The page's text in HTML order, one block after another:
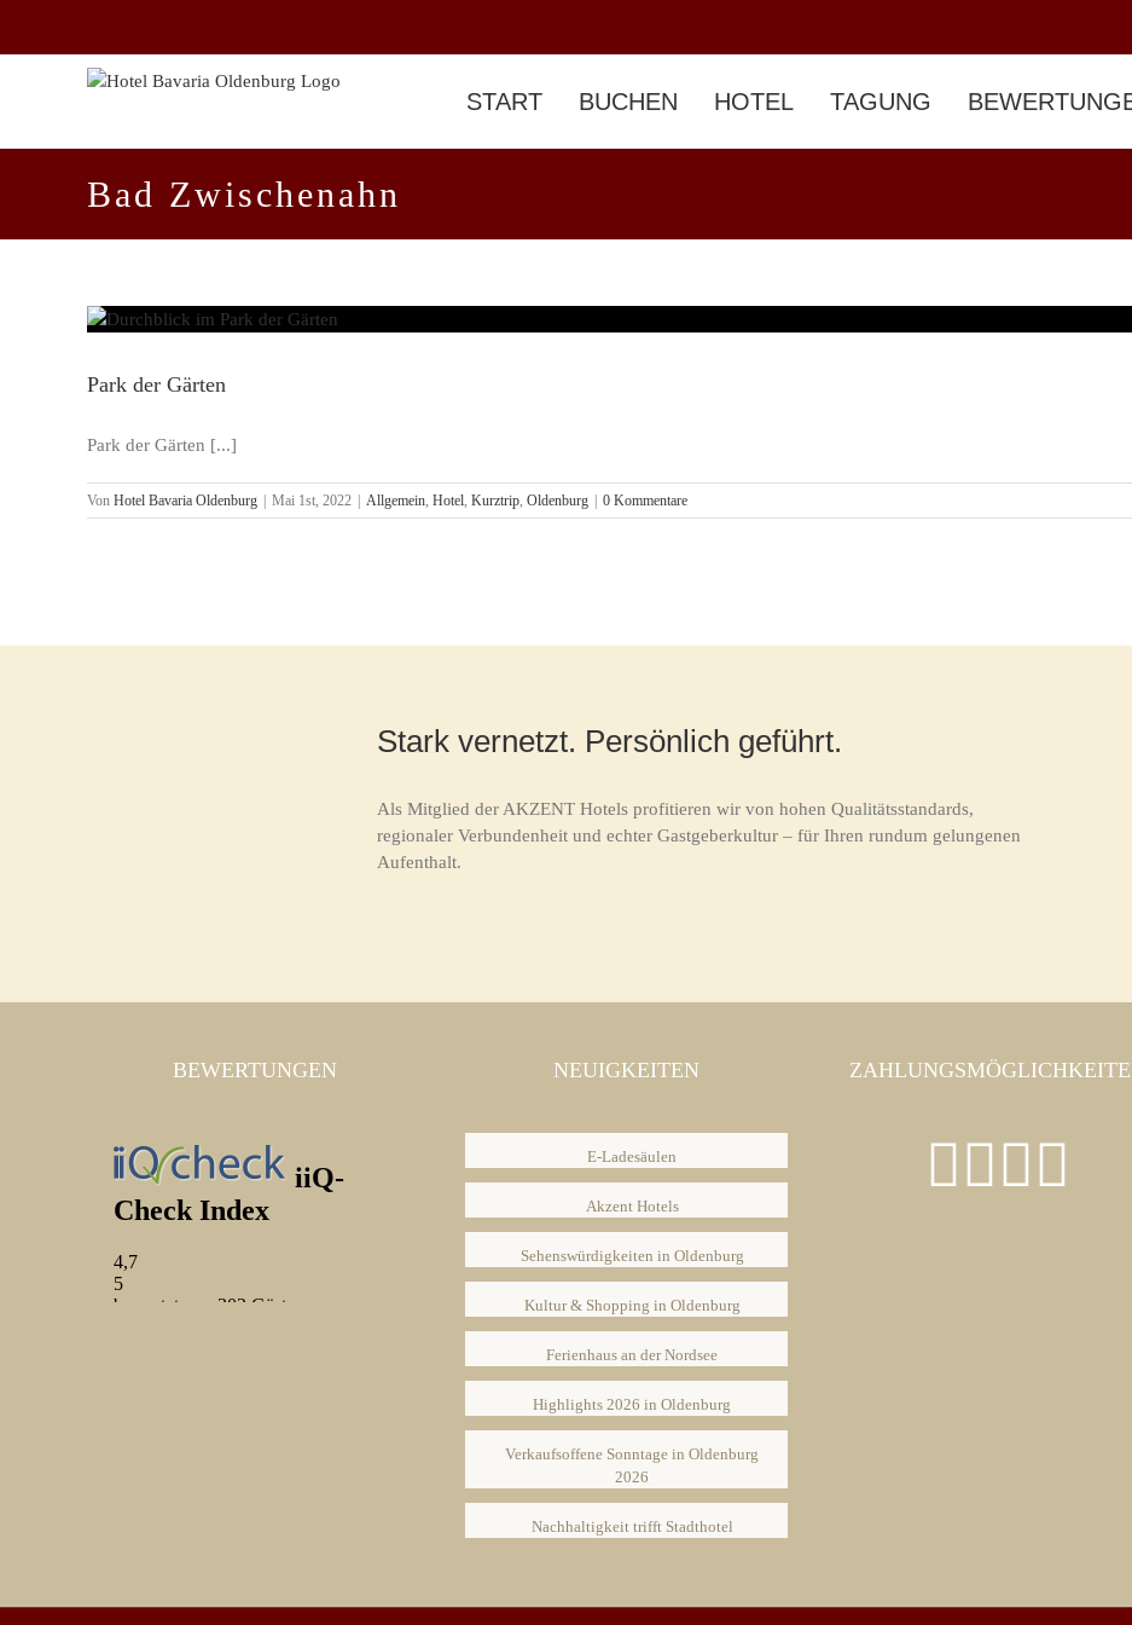
START BUCHEN HOTEL TAGUNG
Bad Zwischenahn
Park der Gärten
Park der Gärten [...]
Von Hotel Bavaria Oldenburg Mai 1st, 2022 Allgemein, Hotel, Kurztrip, Oldenburg 0 Kommentare
Stark vernetzt. Persönlich geführt.
Als Mitglied der AKZENT Hotels profitieren wir von hohen Qualitätsstandards,
regionaler Verbundenheit und echter Gastgeberkultur – für Ihren rundum gelungenen
Aufenthalt.
BEWERTUNGEN NEUIGKEITEN
E-Ladesäulen
Akzent Hotels
Sehenswürdigkeiten in Oldenburg
Kultur & Shopping in Oldenburg
Ferienhaus an der Nordsee
Highlights 2026 in Oldenburg
Verkaufsoffene Sonntage in Oldenburg
2026
Nachhaltigkeit trifft Stadthotel